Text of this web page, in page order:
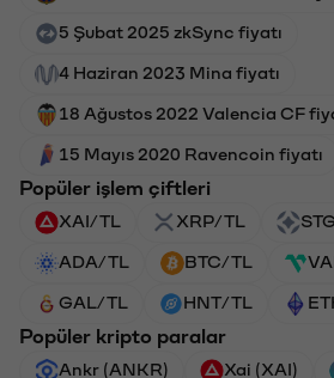
5 Şubat 2025 zkSync fiyatı
4 Haziran 2023 Mina fiyatı
18 Ağustos 2022 Valencia CF
15 Mayıs 2020 Ravencoin fiyatı
Popüler işlem çiftleri
XAI/TL XRP/TL
ADA/TL BTC/TL
GAL/TL HNT/TL
Popüler kripto paralar
Ankr (ANKR) Xai (XAI)